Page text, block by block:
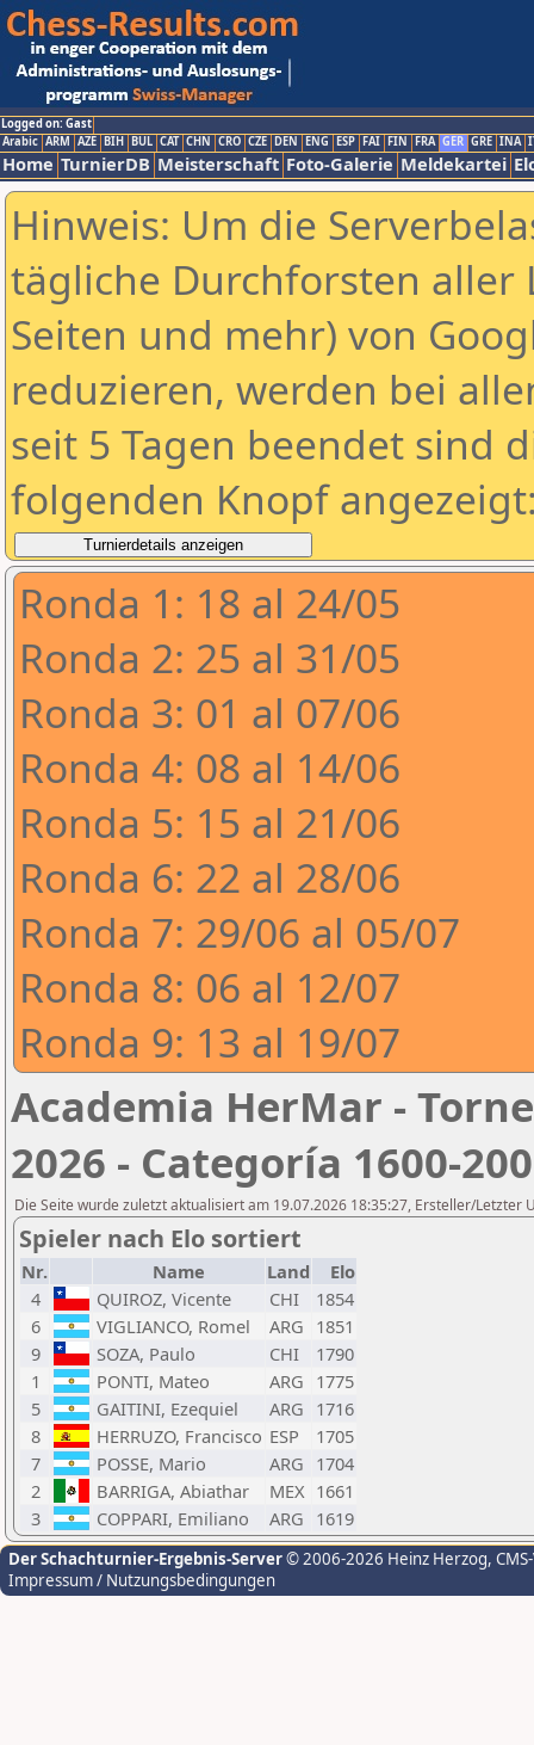
Logged on: Gast
Arabic ARM AZE BIH BUL CAT CHN CRO CZE DEN ENG ESP FAI FIN FRA GER GRE INA
Home TurnierDB Meisterschaft Foto-Galerie Meldekartei
Hinweis: Um die
tägliche Durchforsten aller
Seiten und mehr) von
reduzieren, werden bei
seit 5 Tagen beendet sind
folgenden Knopf
Ronda 1: 18 al 24/05
Ronda 2: 25 al 31/05
Ronda 3: 01 al 07/06
Ronda 4: 08 al 14/06
Ronda 5: 15 al 21/06
Ronda 6: 22 al 28/06
Ronda 7: 29/06 al 05/07
Ronda 8: 06 al 12/07
Ronda 9: 13 al 19/07
Academia HerMar -
2026 - Categoría 1600-
Die Seite wurde zuletzt aktualisiert am 19.07.2026 18:35:27, Ersteller/Letzter
Spieler nach Elo sortiert
Nr. Name Land
Elo
4
QUIROZ, Vicente CHI
1854
6
VIGLIANCO, Romel ARG 1851
9
SOZA, Paulo CHI
1790
1
PONTI, Mateo ARG 1775
5
GAITINI, Ezequiel ARG 1716
8
HERRUZO, Francisco ESP
1705
7
POSSE, Mario ARG 1704
2
BARRIGA, Abiathar MEX 1661
3
COPPARI, Emiliano ARG 1619
Der Schachturnier-Ergebnis-Server© 2006-2026 Heinz Herzog,
Impressum / Nutzungsbedingungen